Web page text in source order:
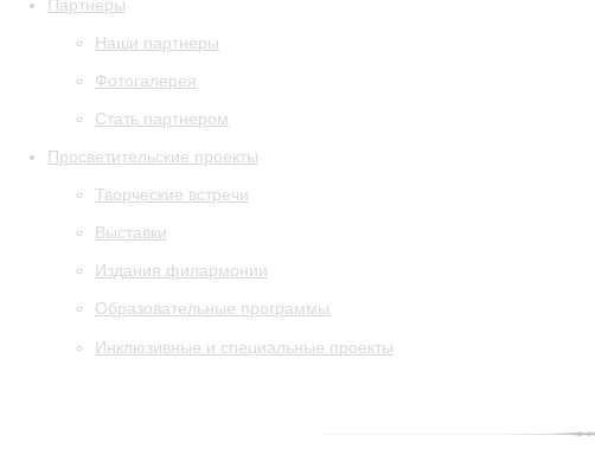
Партнеры
Наши партнеры
Фотогалерея
Стать партнером
Просветительские проекты
Творческие встречи
Выставки
Издания филармонии
Образовательные программы
Инклюзивные и специальные проекты